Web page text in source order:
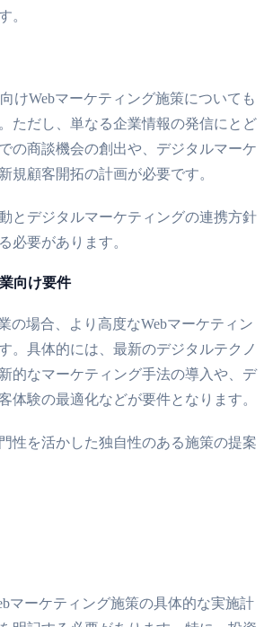
。
けWebマーケティング施策についても
ただし、単なる企業情報の発信にとど
の商談機会の創出や、デジタルマーケ
規顧客開拓の計画が必要です。
とデジタルマーケティングの連携方針
必要があります。
向け要件
の場合、より高度なWebマーケティン
。具体的には、最新のデジタルテクノ
的なマーケティング手法の導入や、デ
体験の最適化などが要件となります。
性を活かした独自性のある施策の提案
マーケティング施策の具体的な実施計